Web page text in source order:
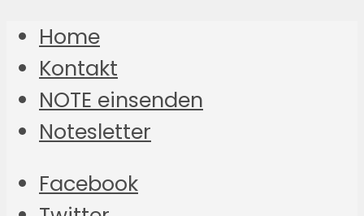
Home
Kontakt
NOTE einsenden
Notesletter
Facebook